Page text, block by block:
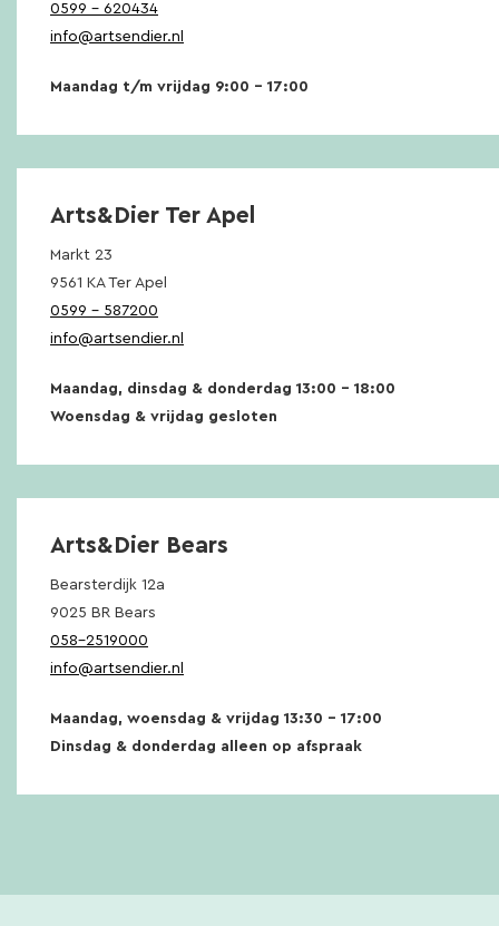
0599 – 620434
info@artsendier.nl
Maandag t/m vrijdag 9:00 – 17:00
Arts&Dier Ter Apel
Markt 23
9561 KA Ter Apel
0599 – 587200
info@artsendier.nl
Maandag, dinsdag & donderdag 13:00 – 18:00
Woensdag & vrijdag gesloten
Arts&Dier Bears
Bearsterdijk 12a
9025 BR Bears
058-2519000
info@artsendier.nl
Maandag, woensdag & vrijdag 13:30 – 17:00
Dinsdag & donderdag alleen op afspraak